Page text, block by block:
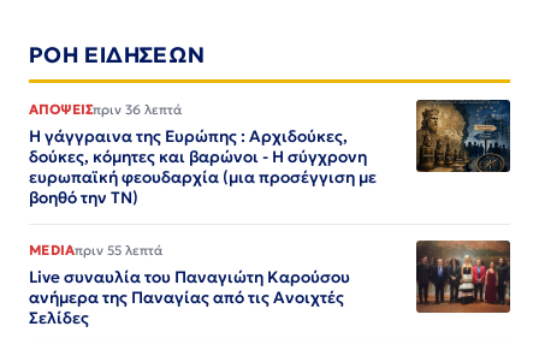
ΡΟΗ ΕΙΔΗΣΕΩΝ
ΑΠΟΨΕΙΣπριν 36 λεπτά
Η γάγγραινα της Ευρώπης : Αρχιδούκες,
δούκες, κόμητες και βαρώνοι - Η σύγχρονη
ευρωπαϊκή φεουδαρχία (μια προσέγγιση με
βοηθό την ΤΝ)
MEDIAπριν 55 λεπτά
Live συναυλία του Παναγιώτη Καρούσου
ανήμερα της Παναγίας από τις Ανοιχτές
Σελίδες